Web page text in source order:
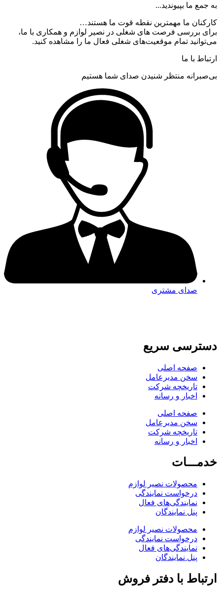
به جمع ما بپیوندید...
کارکنان ما مهمترین نقطه قوت ما هستند…
برای بررسی فرصت های شغلی در نصیر لوازم و همکاری با ما،
می‌توانید تمام موقعیت‌های شغلی فعال ما را مشاهده کنید.
ارتباط با ما
بی‌صبرانه منتظر شنیدن صدای شما هستیم
صدای مشتری
دسترسی سریع
صفحه اصلی
سخن مدیرعامل
تاریخچه شرکت
اخبار و رسانه
صفحه اصلی
سخن مدیرعامل
تاریخچه شرکت
اخبار و رسانه
خدمـــات
محصولات نصیر لوازم
درخواست نمایندگی
نمایندگی‌های فعال
پنل نمایندگان
محصولات نصیر لوازم
درخواست نمایندگی
نمایندگی‌های فعال
پنل نمایندگان
ارتباط با دفتر فروش